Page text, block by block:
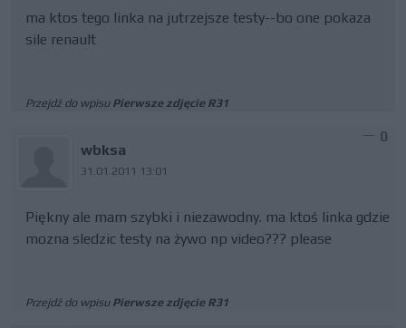
ma ktos tego linka na jutrzejsze testy--bo one pokaza
sile renault
Przejdź do wpisu Pierwsze zdjęcie R31
wbksa
31.01.2011 13:01
0
Piękny ale mam szybki i niezawodny. ma ktoś linka gdzie
mozna sledzic testy na żywo np video??? please
Przejdź do wpisu Pierwsze zdjęcie R31